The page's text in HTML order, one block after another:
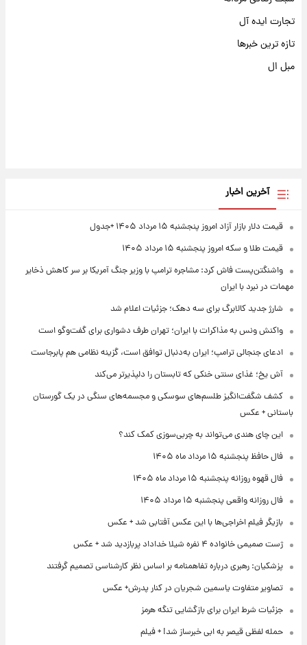
تجارت ایده آل
تازه ترین خبرها
مبل ال
آخرین اخبار
قیمت دلار بازار آزاد امروز پنجشنبه ۱۵ مرداد ۱۴۰۵ +جدول
قیمت طلا و سکه امروز پنجشنبه ۱۵ مرداد ۱۴۰۵
واشنگتن‌پست فاش کرد: مشاجره ترامپ با وزیر جنگ آمریکا بر سر کاهش ذخایر
مهمات در نبرد با ایران
شارژ جدید کالابرگ برای سه دهک؛ جزئیات اعلام شد
واکنش ونس به مذاکرات با ایران؛ تهران طرف دشواری برای گفت‌وگو است
ادعای جنجالی ترامپ؛ ایران به‌دنبال توافق است، گزینه نظامی هم پابرجاست
آش یخ؛ غذای سنتی خنکی که تابستان را دلپذیرتر می‌کند
کشف شگفت‌انگیز طلسم‌های سوسکی و مجسمه‌های سنگی در یک گورستان
باستانی + عکس
این چای هندی می‌تواند به چربی‌سوزی کمک کند؟
فال حافظ پنجشنبه ۱۵ مرداد ماه ۱۴۰۵
فال قهوه روزانه پنجشنبه ۱۵ مرداد ماه ۱۴۰۵
فال روزانه واقعی پنجشنبه ۱۵ مرداد ۱۴۰۵
بازیگر فیلم اخراجی‌ها با این عکس آفتابی شد + عکس
ژست صمیمی خانواده ۴ نفره شیلا خداداد پربازدید شد + عکس
پزشکیان: رهبری درباره تفاهمنامه بر اساس نظر کارشناسی تصمیم گرفتند
تصاویر متفاوت یاسمین شجریان در کنار پدرش+ عکس
جزئیات شرط ایران برای بازگشایی تنگه هرمز
حمله لفظی قیصر به ابی خبرساز شد! + فیلم